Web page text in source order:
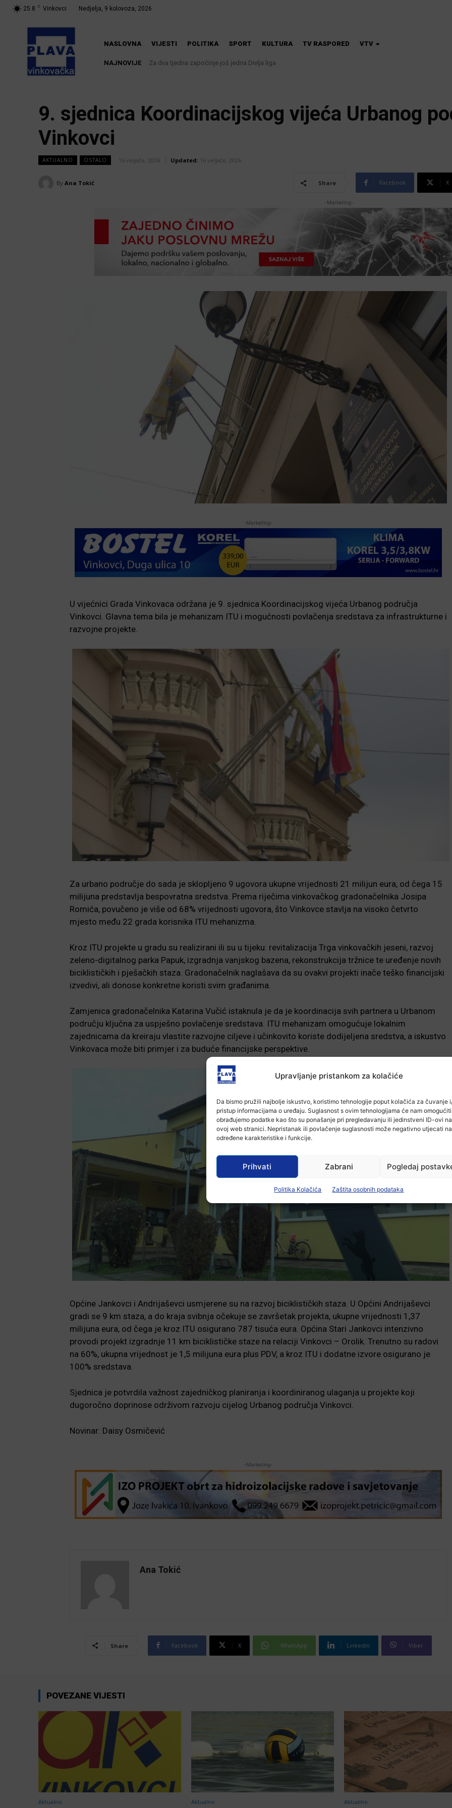
Upravljanje pristankom za kolačiće
Da bismo pružili najbolje iskustvo, koristimo tehnologije poput kolačića za čuvanje
pristup informacijama o uređaju. Suglasnost s ovim tehnologijama će nam
obrađujemo podatke kao što su ponašanje pri pregledavanju ili jedinstveni ID-ovi na
ovoj web stranici. Nepristanak ili povlačenje suglasnosti može negativno utjecati na
određene karakteristike i funkcije.
Prihvati Zabrani Pogledaj
Politika Kolačića Zaštita osobnih podataka
25.8 C Vinkovci Nedjelja, 9 kolovoza, 2026
NASLOVNA VIJESTI POLITIKA SPORT KULTURA TV RASPORED VTV
NAJNOVIJEZa dva tjedna započinje još jedna Divlja liga
U Županji održana Ljetna škola magije
9. sjednica Koordinacijskog vijeća Urbanog
Vinkovci
AKTUALNO OSTALO 16 veljače, 2026 Updated: 16 veljače, 2026
By Ana Tokić Share Facebook X
-Marketing-
-Marketing-
U vijećnici Grada Vinkovaca održana je 9. sjednica Koordinacijskog vijeća Urbanog područja
Vinkovci. Glavna tema bila je mehanizam ITU i mogućnosti povlačenja sredstava za infrastrukturne i
razvojne projekte.
Za urbano područje do sada je sklopljeno 9 ugovora ukupne vrijednosti 21 milijun eura, od čega 15
milijuna predstavlja bespovratna sredstva. Prema riječima vinkovačkog gradonačelnika Josipa
Romića, povučeno je više od 68% vrijednosti ugovora, što Vinkovce stavlja na visoko četvrto
mjesto među 22 grada korisnika ITU mehanizma.
Kroz ITU projekte u gradu su realizirani ili su u tijeku: revitalizacija Trga vinkovačkih jeseni, razvoj
zeleno-digitalnog parka Papuk, izgradnja vanjskog bazena, rekonstrukcija tržnice te uređenje novih
biciklističkih i pješačkih staza. Gradonačelnik naglašava da su ovakvi projekti inače teško financijski
izvedivi, ali donose konkretne koristi svim građanima.
Zamjenica gradonačelnika Katarina Vučić istaknula je da je koordinacija svih partnera u Urbanom
području ključna za uspješno povlačenje sredstava. ITU mehanizam omogućuje lokalnim
zajednicama da kreiraju vlastite razvojne ciljeve i učinkovito koriste dodijeljena sredstva, a iskustvo
Vinkovaca može biti primjer i za buduće financijske perspektive.
Općine Jankovci i Andrijaševci usmjerene su na razvoj biciklističkih staza. U Općini Andrijaševci
gradi se 9 km staza, a do kraja svibnja očekuje se završetak projekta, ukupne vrijednosti 1,37
milijuna eura, od čega je kroz ITU osigurano 787 tisuća eura. Općina Stari Jankovci intenzivno
provodi projekt izgradnje 11 km biciklističke staze na relaciji Vinkovci – Orolik. Trenutno su radovi
na 60%, ukupna vrijednost je 1,5 milijuna eura plus PDV, a kroz ITU i dodatne izvore osigurano je
100% sredstava.
Sjednica je potvrdila važnost zajedničkog planiranja i koordiniranog ulaganja u projekte koji
dugoročno doprinose održivom razvoju cijelog Urbanog područja Vinkovci.
Novinar: Daisy Osmičević
-Marketing-
Ana Tokić
Share Facebook X WhatsApp Linkedin Viber
POVEZANE VIJESTI
Aktualno Aktualno Aktualno